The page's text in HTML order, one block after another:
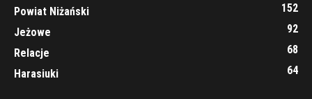
Powiat Niżański
152
Jeżowe
92
Relacje
68
Harasiuki
64